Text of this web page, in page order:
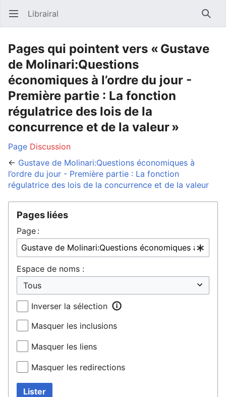
Ouvrir le menu principal Librairal
Pages qui pointent vers « Gustave
de Molinari:Questions
économiques à l’ordre du jour -
Première partie : La fonction
régulatrice des lois de la
concurrence et de la valeur »
Page Discussion
← Gustave de Molinari:Questions économiques à
l’ordre du jour - Première partie : La fonction
régulatrice des lois de la concurrence et de la valeur
Pages liées
Page :
Espace de noms :
Inverser la sélection
Masquer les inclusions
Masquer les liens
Masquer les redirections
Lister